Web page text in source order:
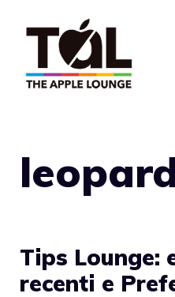
contenuto
Tips Lounge:
recenti e